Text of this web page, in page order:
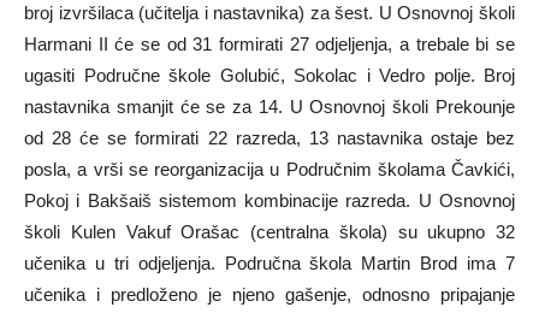
broj izvršilaca (učitelja i nastavnika) za šest. U Osnovnoj školi
Harmani II će se od 31 formirati 27 odjeljenja, a trebale bi se
ugasiti Područne škole Golubić, Sokolac i Vedro polje. Broj
nastavnika smanjit će se za 14. U Osnovnoj školi Prekounje
od 28 će se formirati 22 razreda, 13 nastavnika ostaje bez
posla, a vrši se reorganizacija u Područnim školama Čavkići,
Pokoj i Bakšaiš sistemom kombinacije razreda. U Osnovnoj
školi Kulen Vakuf Orašac (centralna škola) su ukupno 32
učenika u tri odjeljenja. Područna škola Martin Brod ima 7
učenika i predloženo je njeno gašenje, odnosno pripajanje